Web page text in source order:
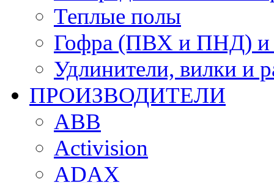
Теплые полы
Гофра (ПВХ и ПНД) и
Удлинители, вилки и
ПРОИЗВОДИТЕЛИ
ABB
Activision
ADAX